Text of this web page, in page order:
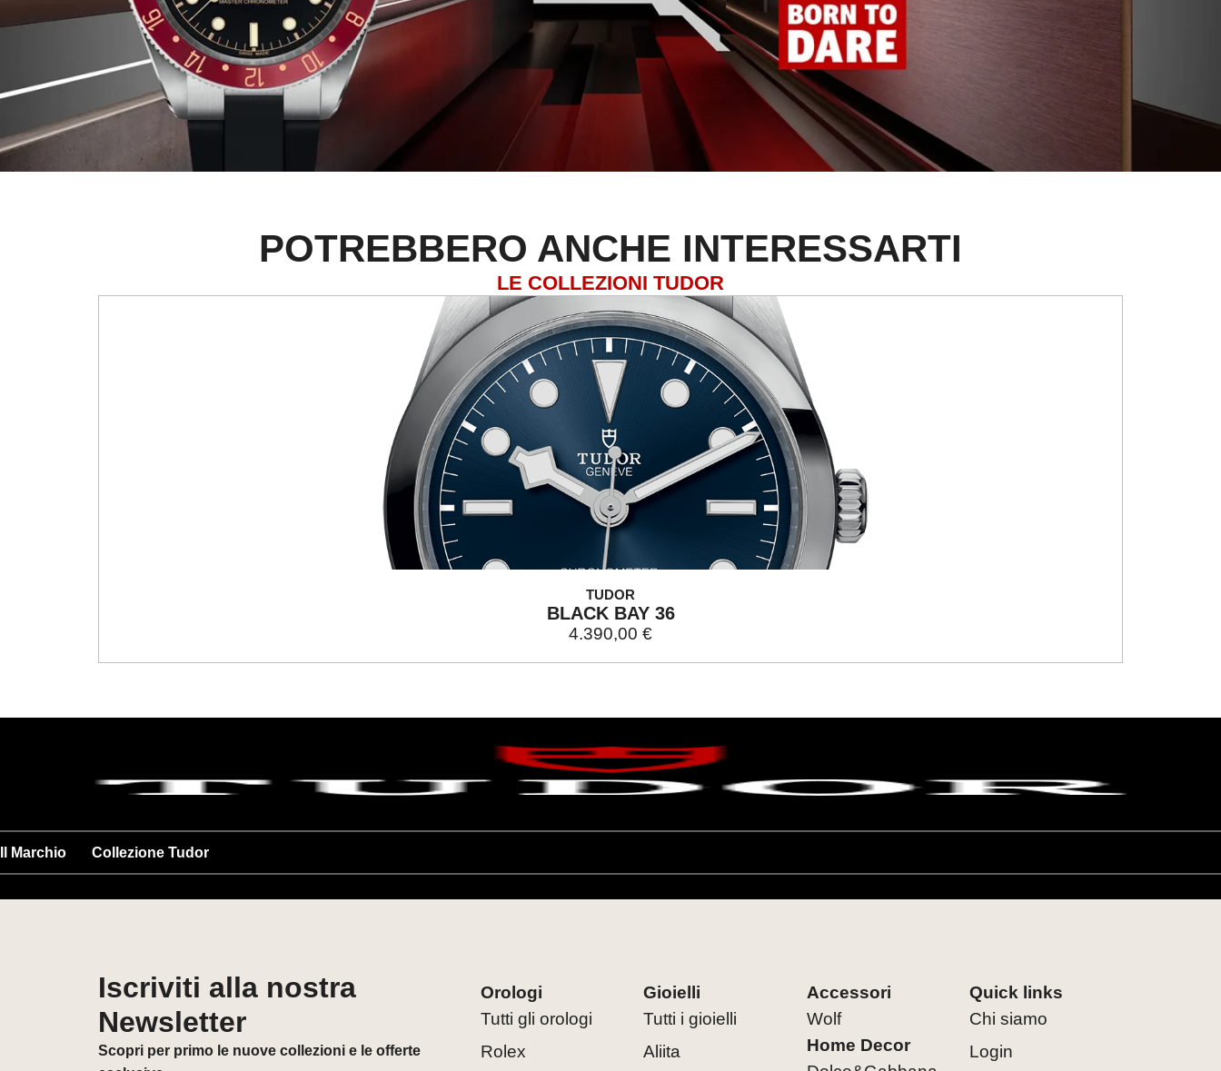
POTREBBERO ANCHE INTERESSARTI
LE COLLEZIONI TUDOR
TUDOR
BLACK BAY 36
4.390,00 €
Il Marchio Collezione Tudor
Iscriviti alla nostra
Newsletter
Scopri per primo le nuove collezioni e le offerte
Orologi
Tutti gli orologi
Rolex
Gioielli
Tutti i gioielli
Aliita
Accessori
Wolf
Home Decor
Quick links
Chi siamo
Login